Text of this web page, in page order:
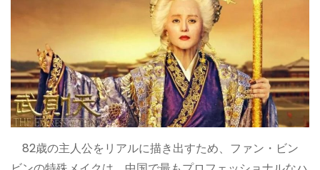
82歳の主人公をリアルに描き出すため、ファン・ビン